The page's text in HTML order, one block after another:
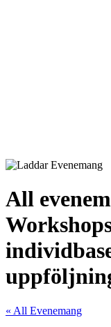
All
« All Evenemang